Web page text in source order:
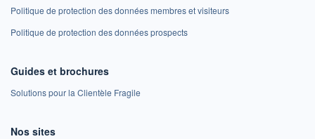
Politique de protection des données membres et visiteurs
Politique de protection des données prospects
Guides et brochures
Solutions pour la Clientèle Fragile
Nos sites